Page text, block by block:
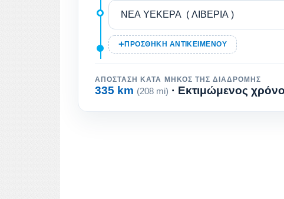
ΠΡΟΣΘΉΚΗ ΑΝΤΙΚΕΙΜΈΝΟΥ
ΑΠΌΣΤΑΣΗ ΚΑΤΆ ΜΉΚΟΣ ΤΗΣ ΔΙΑΔΡΟΜΉΣ
335 km (208 mi) · Εκτιμώμενος